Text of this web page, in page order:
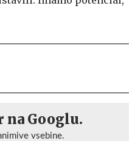
na Googlu.
vsebine.